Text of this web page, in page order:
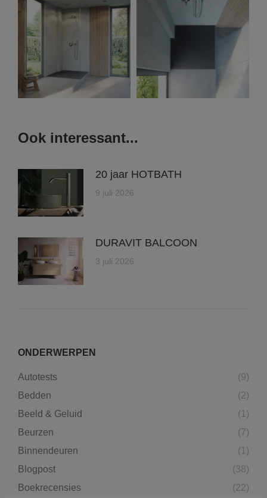
Ook interessant...
20 jaar HOTBATH
9 juli 2026
DURAVIT BALCOON
3 juli 2026
ONDERWERPEN
Autotests
(9)
Bedden
(2)
Beeld & Geluid
(1)
Beurzen
(7)
Binnendeuren
(1)
Blogpost
(38)
Boekrecensies
(22)